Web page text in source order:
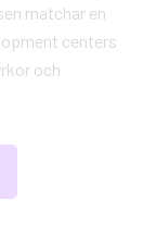
matchar en
centers
och